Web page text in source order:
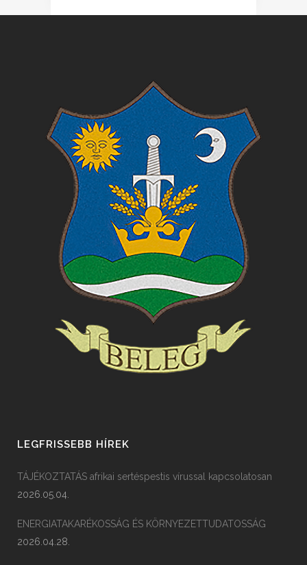
LEGFRISSEBB HÍREK
TÁJÉKOZTATÁS afrikai sertéspestis vírussal kapcsolatosan
2026.05.04.
ENERGIATAKARÉKOSSÁG ÉS KÖRNYEZETTUDATOSSÁG
2026.04.28.